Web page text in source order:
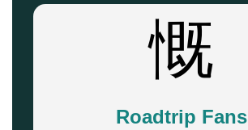
Roadtrip Fans